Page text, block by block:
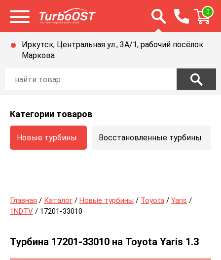
Открыть меню Открыть строку
0
Иркутск, Центральная ул., 3А/1, рабочий посёлок
Маркова
Категории товаров
Новые турбины Восстановленные турбины
Главная / Каталог / Новые турбины / Toyota / Yaris /
1NDTV / 17201-33010
Турбина 17201-33010 на Toyota Yaris 1.3